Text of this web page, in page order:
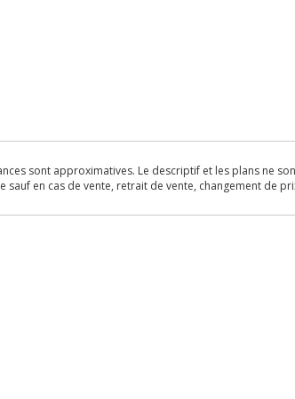
sont approximatives. Le descriptif et les plans ne
en cas de vente, retrait de vente, changement de